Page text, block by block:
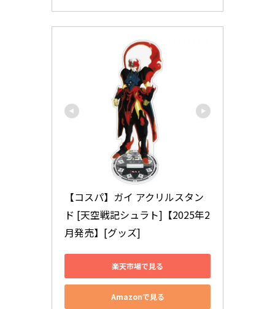
【コスパ】ガイ アクリルスタン
ド [天空戦記シュラト]【2025年2
月発売】[グッズ]
楽天市場で見る
Amazonで見る